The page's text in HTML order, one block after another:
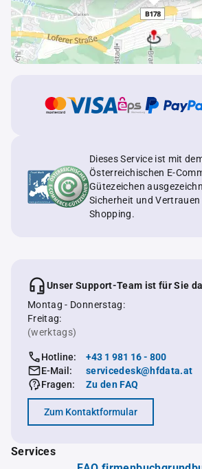
Dieses Service ist mit
Österreichischen E-
Gütezeichen
Sicherheit und Vertrauen
Shopping.
Unser Support-Team ist für Sie
Montag - Donnerstag:
Freitag:
(werktags)
Hotline:
+43 1 981 16 - 800
E-Mail:
servicedesk@hfdata.at
Fragen:
Zu den FAQ
Zum Kontaktformular
Services